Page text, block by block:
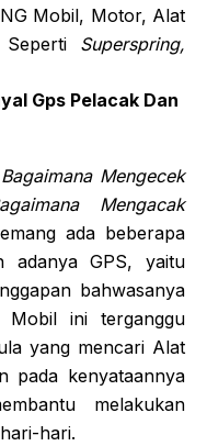
Mobil, Motor, Alat
Superspring,
Gps Pelacak Dan
Bagaimana Mengecek
Mengacak
ada beberapa
adanya GPS, yaitu
bahwasanya
Mobil ini terganggu
yang mencari Alat
pada kenyataannya
melakukan
hari.